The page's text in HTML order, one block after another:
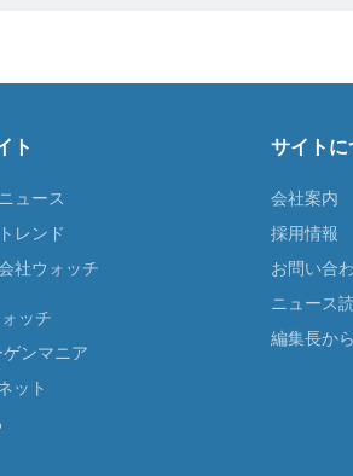
ト
ュース
レンド
社ウォッチ
ッチ
ンマニア
ット
サイトに
会社案内
採用情報
お問い合
ニュース
編集長か